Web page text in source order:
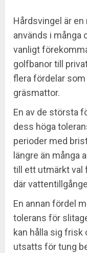
Hårdsvingel är
används i många
vanligt
golfbanor till
flera fördelar
gräsmattor.
En av de största
dess höga
perioder med
längre än många
till ett utmärkt val
där
En annan fördel
tolerans för
kan hålla sig frisk
utsatts för tung